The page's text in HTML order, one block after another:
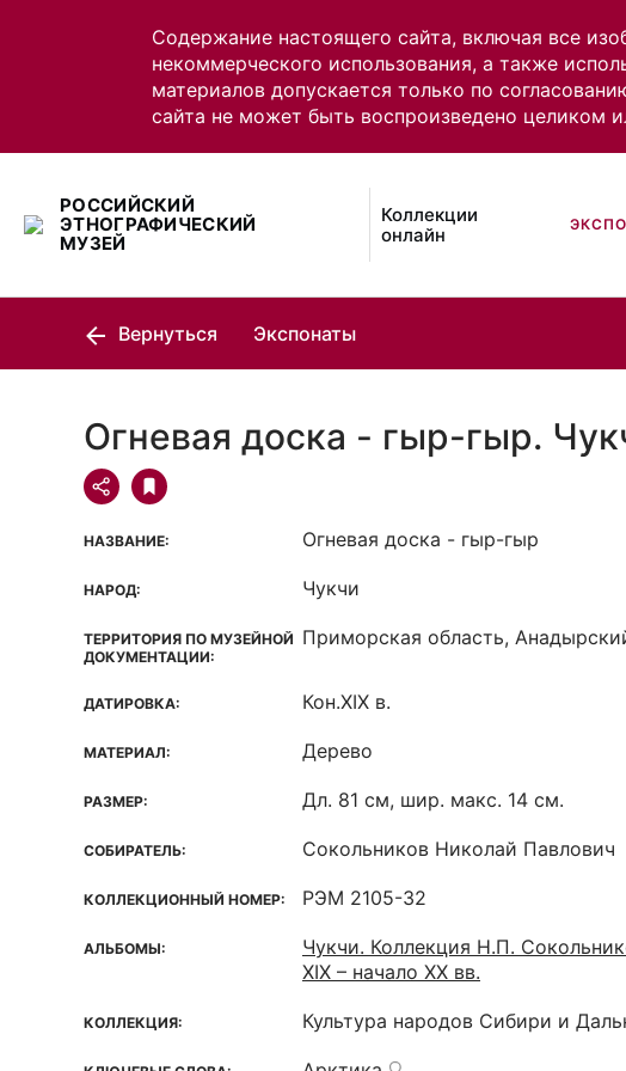
Содержание настоящего сайта, включая все
некоммерческого использования, а также
материалов допускается только по
сайта не может быть воспроизведено целиком
РОССИЙСКИЙ
ЭТНОГРАФИЧЕСКИЙ
МУЗЕЙ
Коллекции
онлайн
Вернуться Экспонаты
Огневая доска - гыр-гыр.
НАЗВАНИЕ: Огневая доска - гыр-гыр
НАРОД: Чукчи
ТЕРРИТОРИЯ ПО МУЗЕЙНОЙ
ДОКУМЕНТАЦИИ:
Приморская область,
ДАТИРОВКА: Кон.XIX в.
МАТЕРИАЛ: Дерево
РАЗМЕР: Дл. 81 см, шир. макс. 14 см.
СОБИРАТЕЛЬ: Сокольников Николай Павлович
КОЛЛЕКЦИОННЫЙ НОМЕР: РЭМ 2105-32
АЛЬБОМЫ:
Чукчи. Коллекция Н.П.
XIX – начало XX вв.
КОЛЛЕКЦИЯ: Культура народов Сибири и